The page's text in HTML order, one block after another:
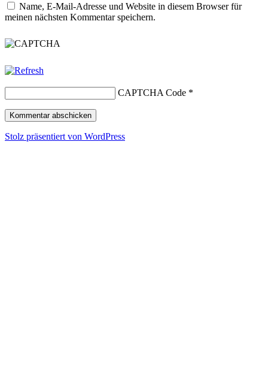
Name, E-Mail-Adresse und Website in diesem Browser für
meinen nächsten Kommentar speichern.
CAPTCHA Code *
Stolz präsentiert von WordPress